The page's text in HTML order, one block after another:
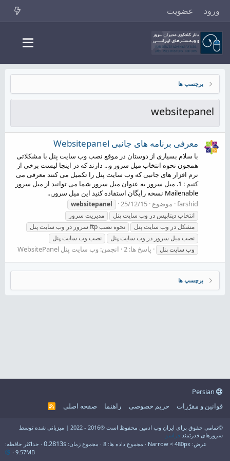
ورود عضویت
برچسپ ها
websitepanel
معرفی برنامه های جانبی Websitepanel
با سلام بسیاری از دوستان در موقع نصب وب سایت پنل با مشکلاتی
همچون نحوه انتخاب میل سرور و... دارند که در اینجا لیست برخی از
نرم افزار های جانبی که وب سایت پنل را تکمیل می کنند معرفی می
کنیم : 1. میل سرور به عنوان میل سرور شما می توانید از میل سرور
Mailenable نسخه رایگان استفاده کنید این میل سرور...
farshid موضوع 25/12/15
websitepanel
انتخاب دیتابیس در وب سایت پنل
مدیریت سرور
مشکل در وب سایت پنل
نحوه نصب ftp سرور در وب سایت پنل
نصب میل سرور در وب سایت پنل
نصب وب سایت پنل
وب سایت پنل
پاسخ ها: 2 انجمن: وب سایت پنل WebsitePanel
برچسپ ها
قوانین و مقرّرات
حریم خصوصی راهنما صفحه اصلی
R
©تمامی حقوق برای ایران وب ادمین محفوظ است ®2016 - 2022 | میزبانی شده توسط
سرورهای قدرتمند فراسو
عرض
مجموع داده ها 8 مجموع زمان 0.2813s
حداکثر حافظه
9.57MB